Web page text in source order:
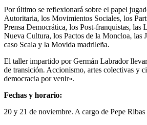
Por último se reflexionará sobre el papel
Autoritaria, los Movimientos Sociales, los
Prensa Democrática, los Post-franquistas, las
Nueva Cultura, los Pactos de la Moncloa, las
caso Scala y la Movida madrileña.
El taller impartido por Germán Labrador
de transición. Accionismo, artes colectivas y
democracia por venir».
Fechas y horario:
20 y 21 de noviembre. A cargo de Pepe Ribas